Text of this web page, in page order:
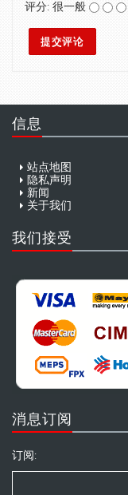
评分: 很一般
信息
站点地图
隐私声明
新闻
关于我们
我们接受
消息订阅
订阅: